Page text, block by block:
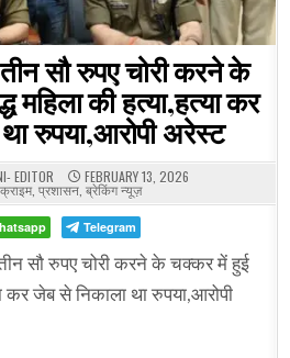
सौ रुपए चोरी करने के
महिला की हत्या,हत्या कर
रुपया,आरोपी अरेस्ट
EDITOR FEBRUARY 13, 2026
क्राइम, प्रशासन, ब्रेकिंग न्यूज़
Telegram
सौ रुपए चोरी करने के चक्कर में हुई
कर जेब से निकाला था रुपया,आरोपी